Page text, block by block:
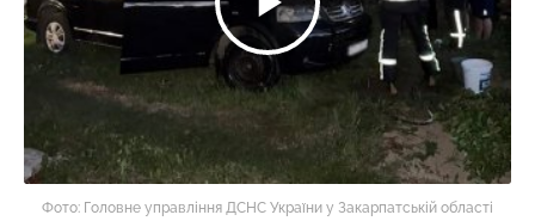
Фото: Головне управління ДСНС України у Закарпатській області